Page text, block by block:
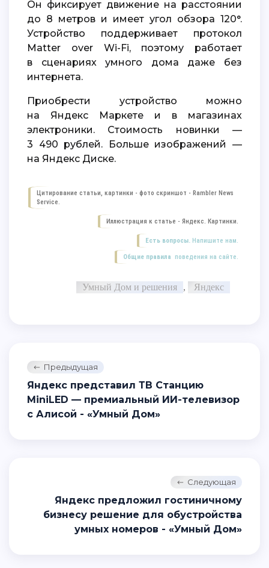
Он фиксирует движение на расстоянии
до 8 метров и имеет угол обзора 120°.
Устройство поддерживает протокол
Matter over Wi-Fi, поэтому работает
в сценариях умного дома даже без
интернета.
Приобрести устройство можно
на Яндекс Маркете и в магазинах
электроники. Стоимость новинки —
3 490 рублей. Больше изображений —
на Яндекс Диске.
Цитирование статьи, картинки - фото скриншот - Rambler News
Service.
Иллюстрация к статье - Яндекс. Картинки.
Есть вопросы. Напишите нам.
Общие правила поведения на сайте.
Умный Дом и решения , Яндекс
Предыдущая
Яндекс представил ТВ Станцию
MiniLED — премиальный ИИ-телевизор
с Алисой - «Умный Дом»
Следующая
Яндекс предложил гостиничному
бизнесу решение для обустройства
умных номеров - «Умный Дом»